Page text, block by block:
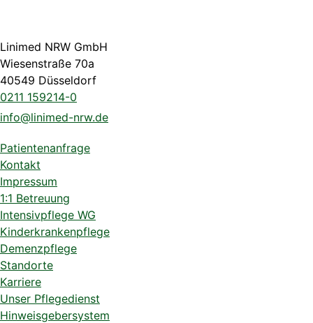
Linimed NRW GmbH
Wiesenstraße 70a
40549 Düsseldorf
0211 159214-0
info@linimed-nrw.de
Patientenanfrage
Kontakt
Impressum
1:1 Betreuung
Intensivpflege WG
Kinderkrankenpflege
Demenzpflege
Standorte
Karriere
Unser Pflegedienst
Hinweisgebersystem